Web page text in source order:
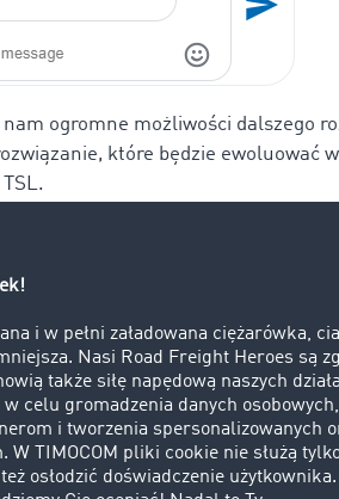
ogromne możliwości dalszego
które będzie ewoluować
się niezastąpionym narzędziem
nad e-mailem czy telefonem?
do komunikatorów w
i intuicyjne narzędzie, które
ustaleń
centralizuje komunikację –
są w jednym miejscu, co ułatwia